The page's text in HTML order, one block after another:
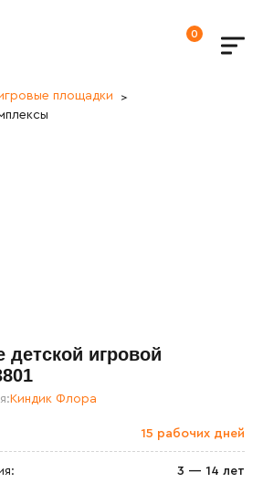
0
площадки
игровой
Киндик Флора
15 рабочих дней
3 — 14 лет